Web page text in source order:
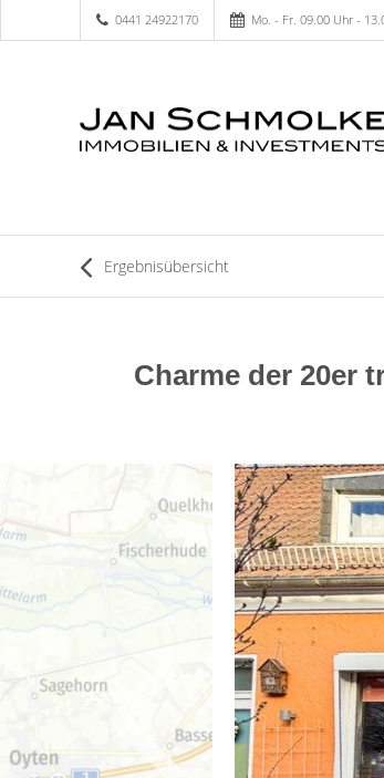
0441 24922170 Mo. - Fr. 09.00 Uhr -
Ergebnisübersicht
Charme der 20er